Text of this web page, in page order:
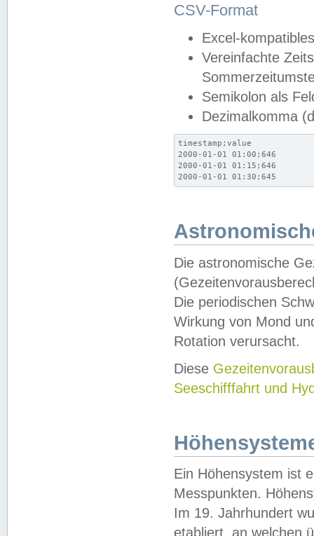
CSV-Format
Excel-
Vereinfachte
Semikolon als
Dezimalkomma
timestamp;value
2000-01-01 01:00;646
2000-01-01 01:15;646
2000-01-01 01:30;645
Die astronomische
Die periodischen
Wirkung von Mond
Rotation verursacht.
Diese
Seeschifffahrt und
Ein Höhensystem ist
Messpunkten.
Im 19. Jahrhundert
etabliert, an welchen